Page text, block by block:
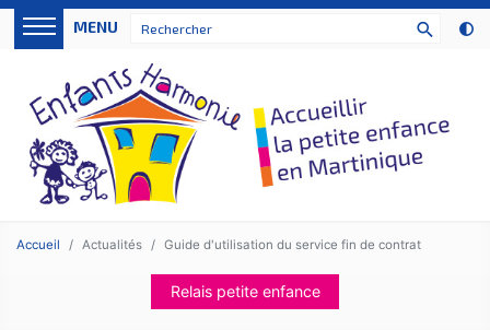
search
MENU
Accueil Actualités Guide d'utilisation du service fin de contrat
Relais petite enfance
Panneau de gestion des cookies